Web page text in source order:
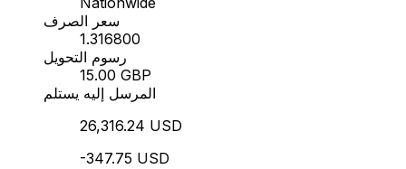
سعر الصرف
1.316800
رسوم التحويل
15.00 GBP
المرسل إليه يستلم
26,316.24 USD
-347.75 USD